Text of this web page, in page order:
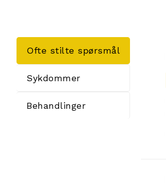
Ofte stilte spørsmål
Sykdommer
Behandlinger